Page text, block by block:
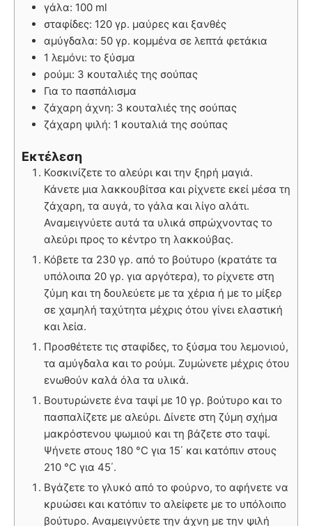
γάλα: 100 ml
σταφίδες: 120 γρ. μαύρες και ξανθές
αμύγδαλα: 50 γρ. κομμένα σε λεπτά φετάκια
1 λεμόνι: το ξύσμα
ρούμι: 3 κουταλιές της σούπας
Για το πασπάλισμα
ζάχαρη άχνη: 3 κουταλιές της σούπας
ζάχαρη ψιλή: 1 κουταλιά της σούπας
Εκτέλεση
Κοσκινίζετε το αλεύρι και την ξηρή μαγιά.
Κάνετε μια λακκουβίτσα και ρίχνετε εκεί μέσα τη
ζάχαρη, τα αυγά, το γάλα και λίγο αλάτι.
Αναμειγνύετε αυτά τα υλικά σπρώχνοντας το
αλεύρι προς το κέντρο τη λακκούβας.
Κόβετε τα 230 γρ. από το βούτυρο (κρατάτε τα
υπόλοιπα 20 γρ. για αργότερα), το ρίχνετε στη
ζύμη και τη δουλεύετε με τα χέρια ή με το μίξερ
σε χαμηλή ταχύτητα μέχρις ότου γίνει ελαστική
και λεία.
Προσθέτετε τις σταφίδες, το ξύσμα του λεμονιού,
τα αμύγδαλα και το ρούμι. Ζυμώνετε μέχρις ότου
ενωθούν καλά όλα τα υλικά.
Βουτυρώνετε ένα ταψί με 10 γρ. βούτυρο και το
πασπαλίζετε με αλεύρι. Δίνετε στη ζύμη σχήμα
μακρόστενου ψωμιού και τη βάζετε στο ταψί.
Ψήνετε στους 180 °C για 15΄ και κατόπιν στους
210 °C για 45΄.
Βγάζετε το γλυκό από το φούρνο, το αφήνετε να
κρυώσει και κατόπιν το αλείφετε με το υπόλοιπο
βούτυρο. Αναμειγνύετε την άχνη με την ψιλή